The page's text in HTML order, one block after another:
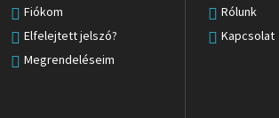
Fiókom
Elfelejtett jelszó?
Megrendeléseim
Rólunk
Kapcsolat